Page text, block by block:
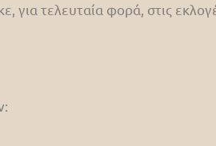
για τελευταία φορά, στις